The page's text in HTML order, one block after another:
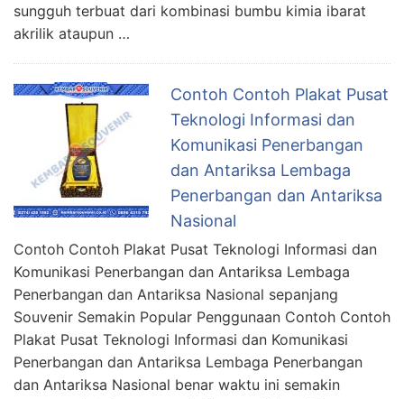
sungguh terbuat dari kombinasi bumbu kimia ibarat
akrilik ataupun …
Contoh Contoh Plakat Pusat
Teknologi Informasi dan
Komunikasi Penerbangan
dan Antariksa Lembaga
Penerbangan dan Antariksa
Nasional
Contoh Contoh Plakat Pusat Teknologi Informasi dan
Komunikasi Penerbangan dan Antariksa Lembaga
Penerbangan dan Antariksa Nasional sepanjang
Souvenir Semakin Popular Penggunaan Contoh Contoh
Plakat Pusat Teknologi Informasi dan Komunikasi
Penerbangan dan Antariksa Lembaga Penerbangan
dan Antariksa Nasional benar waktu ini semakin